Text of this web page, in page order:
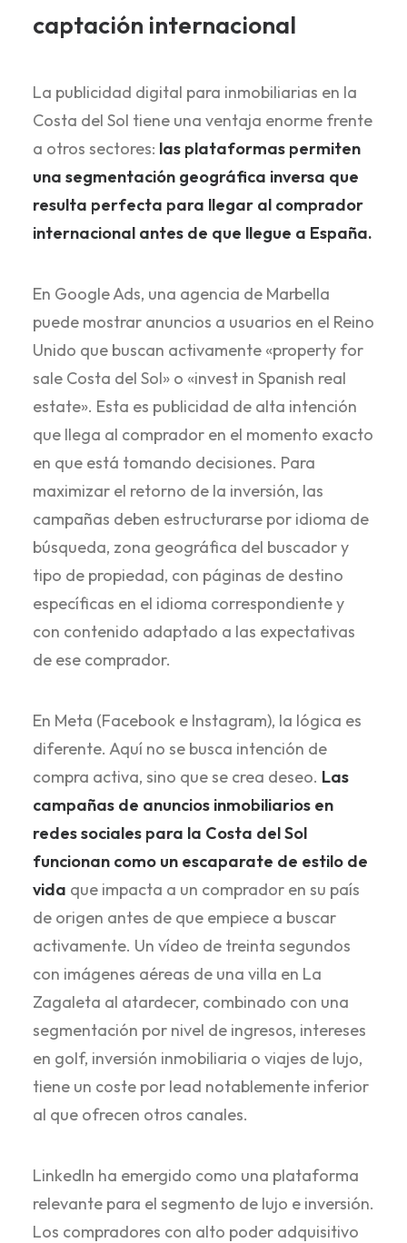
captación internacional
La publicidad digital para inmobiliarias en la
Costa del Sol tiene una ventaja enorme frente
a otros sectores: las plataformas permiten
una segmentación geográfica inversa que
resulta perfecta para llegar al comprador
internacional antes de que llegue a España.
En Google Ads, una agencia de Marbella
puede mostrar anuncios a usuarios en el Reino
Unido que buscan activamente «property for
sale Costa del Sol» o «invest in Spanish real
estate». Esta es publicidad de alta intención
que llega al comprador en el momento exacto
en que está tomando decisiones. Para
maximizar el retorno de la inversión, las
campañas deben estructurarse por idioma de
búsqueda, zona geográfica del buscador y
tipo de propiedad, con páginas de destino
específicas en el idioma correspondiente y
con contenido adaptado a las expectativas
de ese comprador.
En Meta (Facebook e Instagram), la lógica es
diferente. Aquí no se busca intención de
compra activa, sino que se crea deseo. Las
campañas de anuncios inmobiliarios en
redes sociales para la Costa del Sol
funcionan como un escaparate de estilo de
vida que impacta a un comprador en su país
de origen antes de que empiece a buscar
activamente. Un vídeo de treinta segundos
con imágenes aéreas de una villa en La
Zagaleta al atardecer, combinado con una
segmentación por nivel de ingresos, intereses
en golf, inversión inmobiliaria o viajes de lujo,
tiene un coste por lead notablemente inferior
al que ofrecen otros canales.
LinkedIn ha emergido como una plataforma
relevante para el segmento de lujo e inversión.
Los compradores con alto poder adquisitivo